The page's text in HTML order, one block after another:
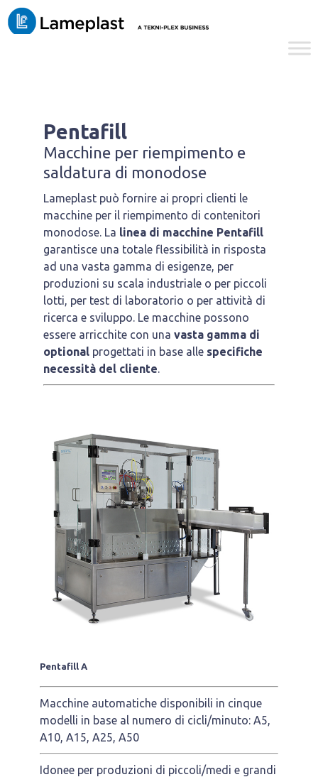
Pentafill
Macchine per riempimento e
saldatura di monodose
Lameplast può fornire ai propri clienti le
macchine per il riempimento di contenitori
monodose. La linea di macchine Pentafill
garantisce una totale flessibilità in risposta
ad una vasta gamma di esigenze, per
produzioni su scala industriale o per piccoli
lotti, per test di laboratorio o per attività di
ricerca e sviluppo. Le macchine possono
essere arricchite con una vasta gamma di
optionalprogettati in base alle specifiche
necessità del cliente.
Pentafill A
Macchine automatiche disponibili in cinque
modelli in base al numero di cicli/minuto: A5,
A10, A15, A25, A50
Idonee per produzioni di piccoli/medi e grandi